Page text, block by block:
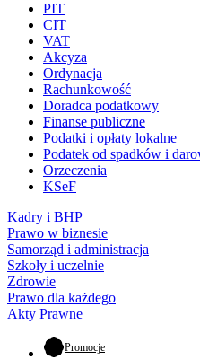
PIT
CIT
VAT
Akcyza
Ordynacja
Rachunkowość
Doradca podatkowy
Finanse publiczne
Podatki i opłaty lokalne
Podatek od spadków i
Orzeczenia
KSeF
Kadry i BHP
Prawo w biznesie
Samorząd i administracja
Szkoły i uczelnie
Zdrowie
Prawo dla każdego
Akty Prawne
Promocje- otwiera się w nowej